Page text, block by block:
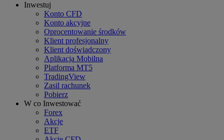
Inwestuj
Konto CFD
Konto akcyjne
Oprocentowanie środków
Klient profesjonalny
Klient doświadczony
Aplikacja Mobilna
Platforma MT5
TradingView
Zasil rachunek
Pobierz
W co Inwestować
Forex
Akcje
ETF